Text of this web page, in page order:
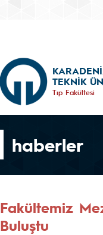
TEKNİK
Tıp Fakültesi
haberler
Fakültemiz
Buluştu